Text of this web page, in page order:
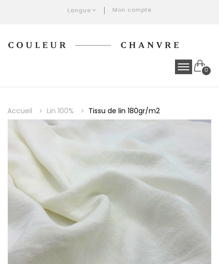
Langue Mon compte
0
Accueil Lin 100% Tissu de lin 180gr/m2